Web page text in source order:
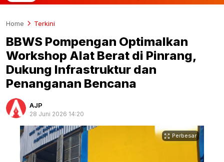
Home Terkini
BBWS Pompengan Optimalkan
Workshop Alat Berat di Pinrang,
Dukung Infrastruktur dan
Penanganan Bencana
AJP
28 Juni 2026 14:20
Perbesar